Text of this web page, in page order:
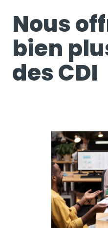
Nous
bien
des CDI